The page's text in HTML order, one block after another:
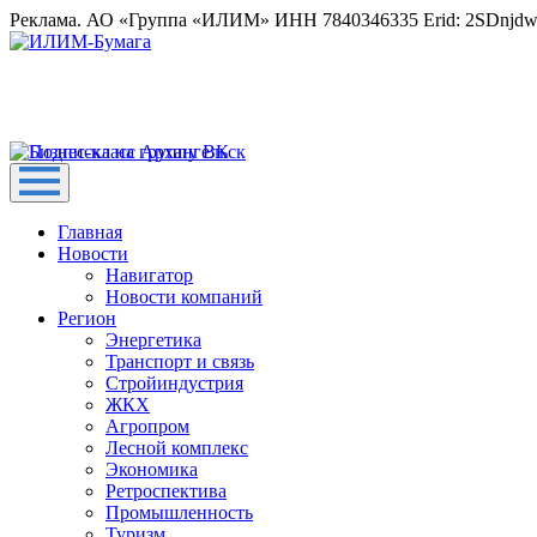
Реклама. АО «Группа «ИЛИМ» ИНН 7840346335 Erid:
Главная
Новости
Навигатор
Новости компаний
Регион
Энергетика
Транспорт и связь
Стройиндустрия
ЖКХ
Агропром
Лесной комплекс
Экономика
Ретроспектива
Промышленность